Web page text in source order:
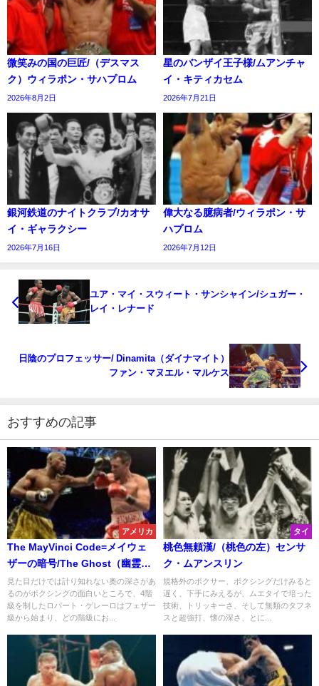
微笑みの国の巨匠/（デスマス
ク）ウィラポン・サハプロム
2026年8月2日
星のバンザイ王子様/ムアンチャ
イ・キティカセム
2026年7月21日
銀河鉄道のナイトクラブ/カオサ
イ・ギャラクシー
2026年7月16日
偉大なる臆病者/ウィラポン・サ
ハプロム
2026年7月12日
ユア・マイ・スウィート・サンシャイン/シュガー・
レイ・レナード
日陰のプロフェッサー/ Dinamita（ダイナマイト）
ファン・マヌエル・マルケス
おすすめの記事
アメリカ
The MayVinci Code=メイウェ
ザーの暗号/The Ghost（幽霊）
ロバート・ゲレーロ
見た目だけでは計り知れない奥の深さがあ
るのがボクシングの面白いところで、4階
級を制したロバート・ゲレーロはフェザー
級から始まり、どの階級にお...
タイ
桃色無頼漢/（桃色の左）センサ
ク・ムアンスリン
規格外のボクサー、ボクシングだけみると
遅く、下手にみえるが、ムエタイで培った
技術、トリッキーさ、そして無類のタフネ
スと超強打、懐の深さ、とに...